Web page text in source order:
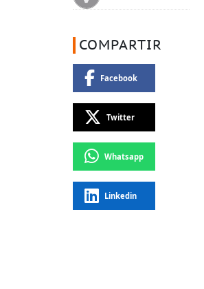
COMPARTIR
Facebook
Twitter
Whatsapp
Linkedin